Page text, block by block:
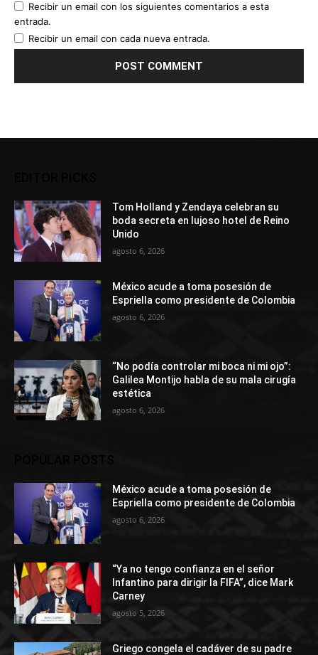
Recibir un email con los siguientes comentarios a esta
entrada.
Recibir un email con cada nueva entrada.
Tom Holland y Zendaya celebran su
boda secreta en lujoso hotel de Reino
Unido
agosto 6, 2026
México acude a toma posesión de
Espriella como presidente de Colombia
agosto 6, 2026
“No podía controlar mi boca ni mi ojo”:
Galilea Montijo habla de su mala cirugía
estética
agosto 6, 2026
México acude a toma posesión de
Espriella como presidente de Colombia
agosto 6, 2026
“Ya no tengo confianza en el señor
Infantino para dirigir la FIFA”, dice Mark
Carney
agosto 5, 2026
Griego congela el cadáver de su padre